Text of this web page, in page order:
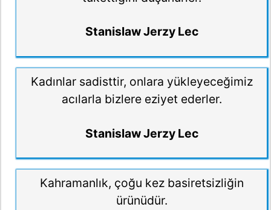
Stanislaw Jerzy Lec
Kadınlar sadisttir, onlara yükleyeceğimiz
acılarla bizlere eziyet ederler.
Stanislaw Jerzy Lec
Kahramanlık, çoğu kez basiretsizliğin
ürünüdür.